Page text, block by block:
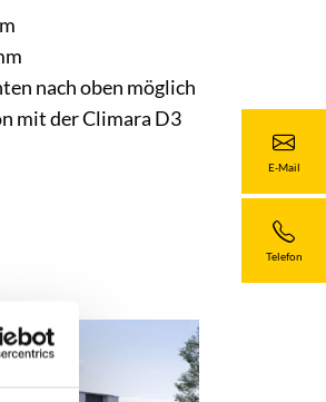
nach oben möglich
mit der Climara D3
E-Mail
Telefon